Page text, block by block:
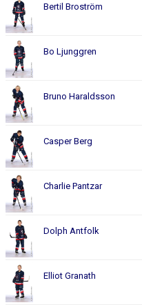
Bertil Broström
Bo Ljunggren
Bruno Haraldsson
Casper Berg
Charlie Pantzar
Dolph Antfolk
Elliot Granath